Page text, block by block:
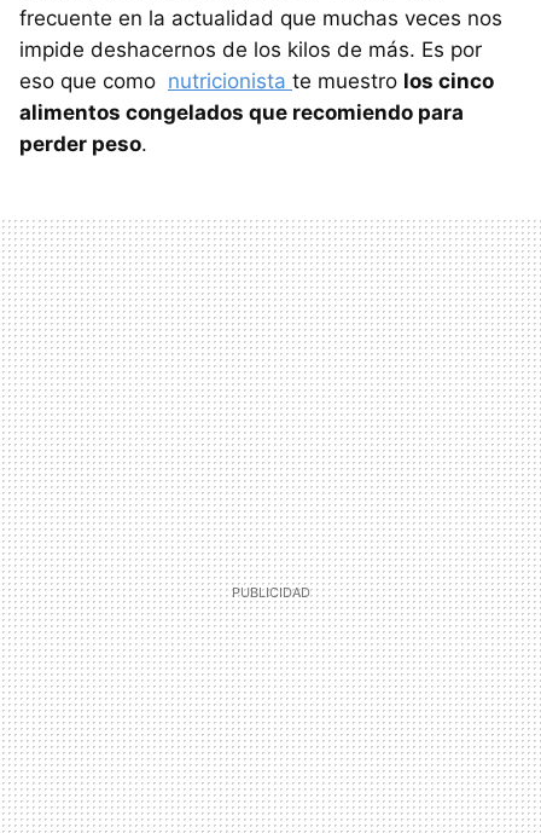
frecuente en la actualidad que muchas veces nos
impide deshacernos de los kilos de más. Es por
eso que como nutricionista te muestro los cinco
alimentos congelados que recomiendo para
perder peso.